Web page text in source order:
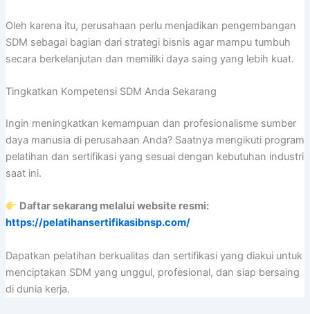
Oleh karena itu, perusahaan perlu menjadikan pengembangan
SDM sebagai bagian dari strategi bisnis agar mampu tumbuh
secara berkelanjutan dan memiliki daya saing yang lebih kuat.
Tingkatkan Kompetensi SDM Anda Sekarang
Ingin meningkatkan kemampuan dan profesionalisme sumber
daya manusia di perusahaan Anda? Saatnya mengikuti program
pelatihan dan sertifikasi yang sesuai dengan kebutuhan industri
saat ini.
Daftar sekarang melalui website resmi:
https://pelatihansertifikasibnsp.com/
Dapatkan pelatihan berkualitas dan sertifikasi yang diakui untuk
menciptakan SDM yang unggul, profesional, dan siap bersaing
di dunia kerja.